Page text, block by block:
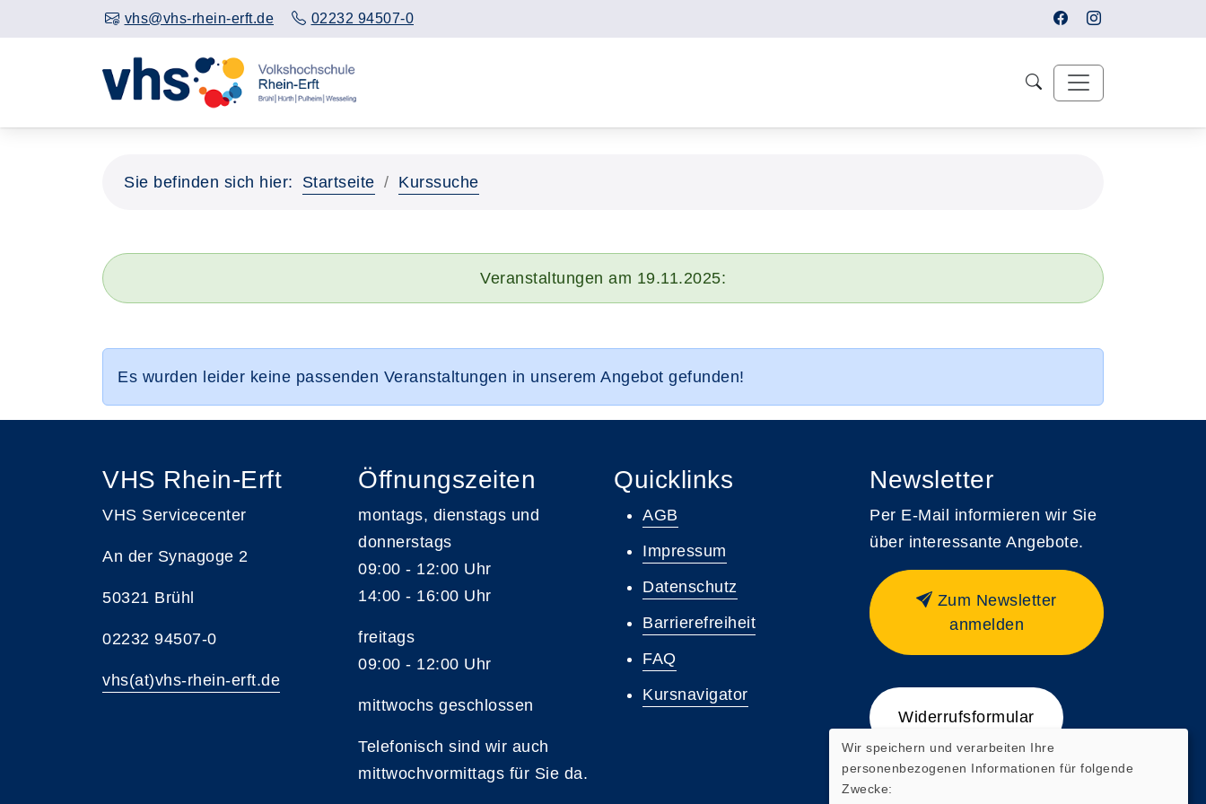
vhs@vhs-rhein-erft.de 02232 94507-0
Sie befinden sich hier: Startseite Kurssuche
Veranstaltungen am 19.11.2025:
Es wurden leider keine passenden Veranstaltungen in unserem Angebot gefunden!
VHS Rhein-Erft
VHS Servicecenter
An der Synagoge 2
50321 Brühl
02232 94507-0
vhs(at)vhs-rhein-erft.de
Öffnungszeiten
montags, dienstags und
donnerstags
09:00 - 12:00 Uhr
14:00 - 16:00 Uhr
freitags
09:00 - 12:00 Uhr
mittwochs geschlossen
Telefonisch sind wir auch
mittwochvormittags für Sie da.
Quicklinks
AGB
Impressum
Datenschutz
Barrierefreiheit
FAQ
Kursnavigator
Newsletter
Per E-Mail informieren wir Sie
über interessante Angebote.
Zum Newsletter
anmelden
Widerrufsformular
Wir speichern und verarbeiten Ihre
personenbezogenen Informationen für folgende
Zwecke: